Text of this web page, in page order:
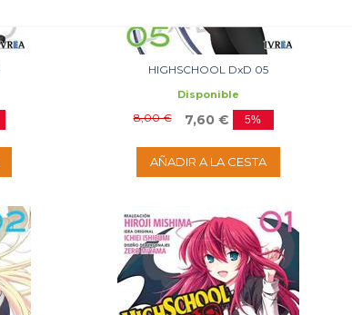
HIGHSCHOOL DxD 05
Disponible
8,00 € 7,60 € 5%
AÑADIR A LA CESTA